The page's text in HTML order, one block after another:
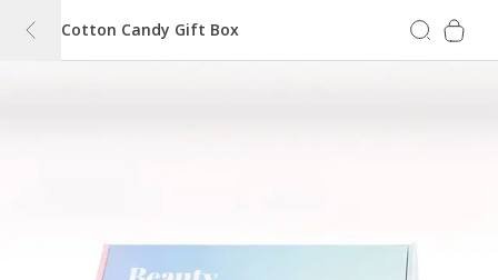
Cotton Candy Gift Box